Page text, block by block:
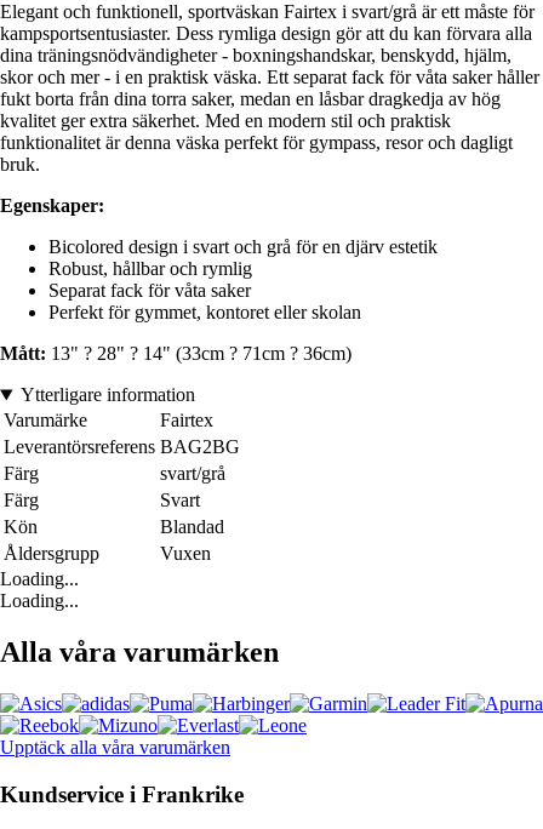
Elegant och funktionell, sportväskan Fairtex i svart/grå är ett måste för
kampsportsentusiaster. Dess rymliga design gör att du kan förvara alla
dina träningsnödvändigheter - boxningshandskar, benskydd, hjälm,
skor och mer - i en praktisk väska. Ett separat fack för våta saker håller
fukt borta från dina torra saker, medan en låsbar dragkedja av hög
kvalitet ger extra säkerhet. Med en modern stil och praktisk
funktionalitet är denna väska perfekt för gympass, resor och dagligt
bruk.
Egenskaper:
Bicolored design i svart och grå för en djärv estetik
Robust, hållbar och rymlig
Separat fack för våta saker
Perfekt för gymmet, kontoret eller skolan
Mått: 13" ? 28" ? 14" (33cm ? 71cm ? 36cm)
Ytterligare information
Varumärke
Fairtex
Leverantörsreferens BAG2BG
Färg
svart/grå
Färg
Svart
Kön
Blandad
Åldersgrupp
Vuxen
Loading...
Loading...
Alla våra varumärken
Upptäck alla våra varumärken
Kundservice i Frankrike